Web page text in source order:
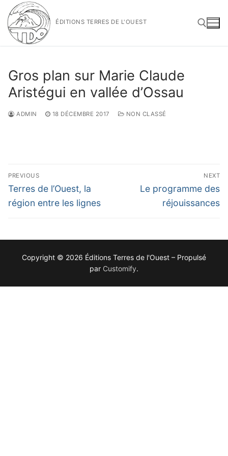
Aller
au
contenu
ÉDITIONS TERRES DE L'OUEST
Gros plan sur Marie Claude
Aristégui en vallée d’Ossau
ADMIN 18 DÉCEMBRE 2017 NON CLASSÉ
Navigation
de
l’article
PREVIOUS
Previous
post:
Terres de l’Ouest, la
région entre les lignes
NEXT
Next
Le programme des
réjouissances
Copyright © 2026 Éditions Terres de l'Ouest – Propulsé
par Customify.